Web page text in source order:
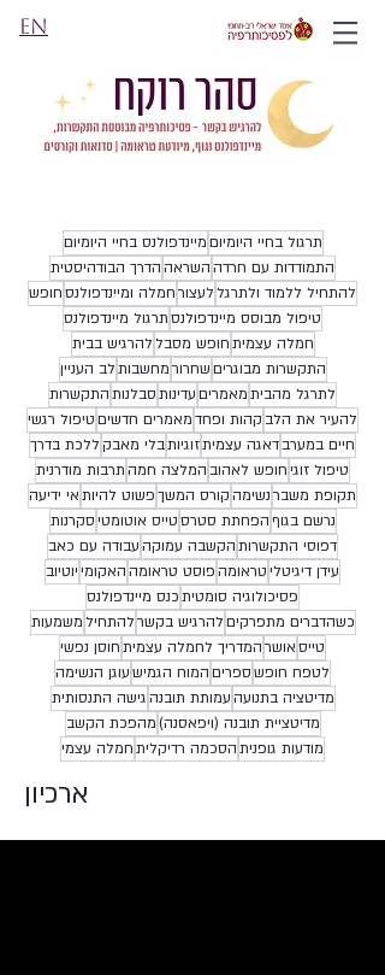
EN
תרגול בחיי היומיוםמיינדפולנס בחיי היומיום
התמודדות עם חרדההשראההדרך הבודהיסטית
להתחיל ללמוד ולתרגללעצורחמלה ומיינדפולנסחופש
טיפול מבוסס מיינדפולנסתרגול מיינדפולנס
חמלה עצמיתחופש מסבללהרגיש בבית
התקשרות מבוגריםשחרורמחשבותלב העניין
לתרגל מהביתמאמריםעדינותסבלנותהתקשרות
להעיר את הלב קהות ופחדמאמרים חדשיםטיפול רגשי
חיים במערבדאגה עצמיתזוגיותבלי מאבקללכת בדרך
טיפול זוגיחופש לאהוב המלצה חמהתרבות מודרנית
תקופת משברנשימהקורס המשךפשוט להיותאי ידיעה
נרשם בגוףהפחתת סטרסטייס אוטומטיסקרנות
דפוסי התקשרותהקשבה עמוקהעבודה עם כאב
עידן דיגיטליטראומהפוסט טראומההאקומייוטיוב
פסיכולוגיה סומטיתכנס מיינדפולנס
כשהדברים מתפרקיםלהרגיש בקשרלהתחילמשמעות
טייסאושרהמדריך לחמלה עצמיתחוסן נפשי
לטפח חופשספריםהמוח הגמישעוגן הנשימה
מדיטציה בתנועהעמותת תובנהגישה התנסותית
מדיטציית תובנה (ויפאסנה)מהפכת הקשב
מודעות גופניתהסכמה רדיקליתחמלה עצמי
ארכיון